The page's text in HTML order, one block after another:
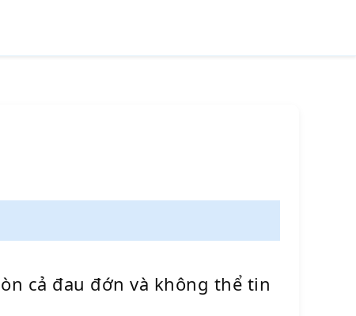
cả đau đớn và không thể tin